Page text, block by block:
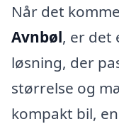
Når det
Avnbøl, er det
løsning, der
størrelse og
kompakt bil,